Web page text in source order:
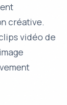
créative.
vidéo de